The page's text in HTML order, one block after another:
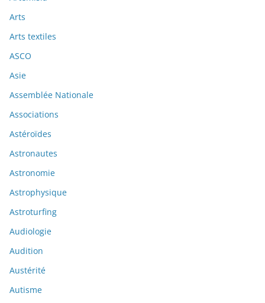
Arts
Arts textiles
ASCO
Asie
Assemblée Nationale
Associations
Astéroïdes
Astronautes
Astronomie
Astrophysique
Astroturfing
Audiologie
Audition
Austérité
Autisme